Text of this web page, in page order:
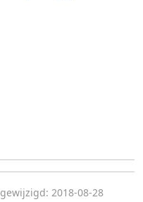
gewijzigd: 2018-08-28